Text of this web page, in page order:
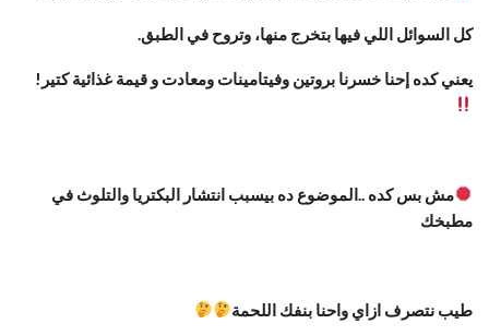
كل السوائل اللي فيها بتخرج منها، وتروح في الطبق.
يعني كده إحنا خسرنا بروتين وفيتامينات ومعادت و قيمة غذائية كتير!
مش بس كده ..الموضوع ده بيسبب انتشار البكتريا والتلوث في
مطبخك
طيب نتصرف ازاي واحنا بنفك اللحمة